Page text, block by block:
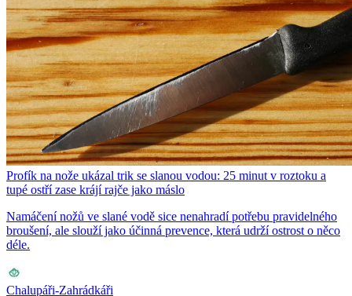
Profík na nože ukázal trik se slanou vodou: 25 minut v roztoku a
tupé ostří zase krájí rajče jako máslo
Namáčení nožů ve slané vodě sice nenahradí potřebu pravidelného
broušení, ale slouží jako účinná prevence, která udrží ostrost o něco
déle.
Chalupáři-Zahrádkáři